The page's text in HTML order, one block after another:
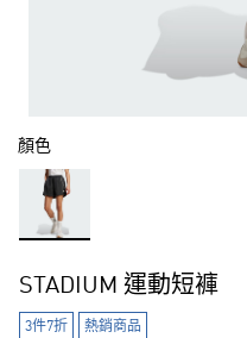
顏色
STADIUM 運動短褲
3件7折 熱銷商品